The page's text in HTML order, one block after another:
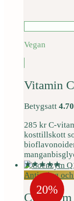
Vegan
Vitamin
Betygsatt 4.70
285 kr C-
kosttillskott
20%
Antiaging